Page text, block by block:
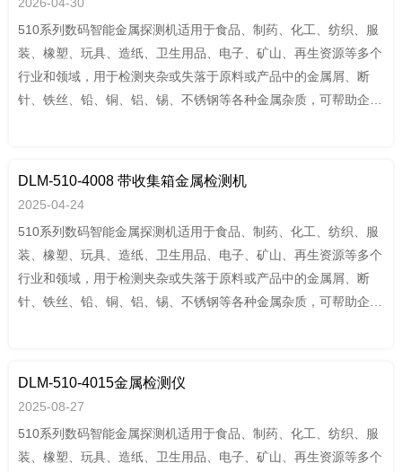
510系列数码智能金属探测机适用于食品、制药、化工、纺织、服
装、橡塑、玩具、造纸、卫生用品、电子、矿山、再生资源等多个
行业和领域，用于检测夹杂或失落于原料或产品中的金属屑、断
针、铁丝、铅、铜、铝、锡、不锈钢等各种金属杂质，可帮助企业
DLM-510-4008 带收集箱金属检测机
2025-04-24
510系列数码智能金属探测机适用于食品、制药、化工、纺织、服
装、橡塑、玩具、造纸、卫生用品、电子、矿山、再生资源等多个
行业和领域，用于检测夹杂或失落于原料或产品中的金属屑、断
针、铁丝、铅、铜、铝、锡、不锈钢等各种金属杂质，可帮助企业
DLM-510-4015金属检测仪
2025-08-27
510系列数码智能金属探测机适用于食品、制药、化工、纺织、服
装、橡塑、玩具、造纸、卫生用品、电子、矿山、再生资源等多个